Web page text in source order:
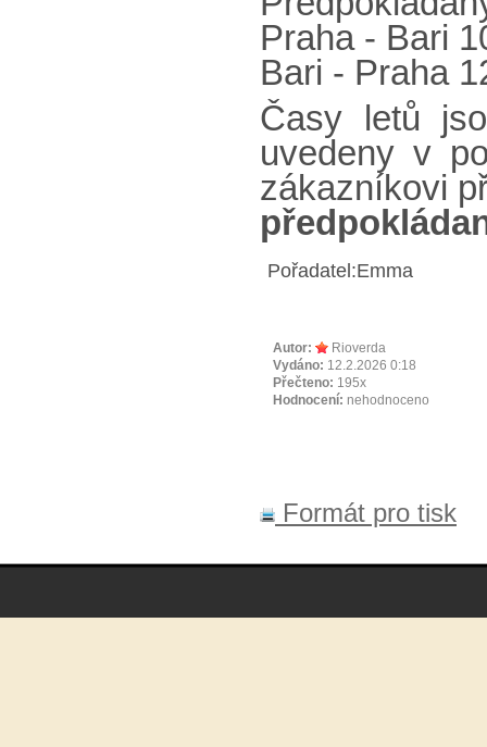
Praha - Bari
Bari - Praha
Časy letů
uvedeny v
zákazníkovi
Pořadatel:Emma
Autor:
Rioverda
Vydáno: 12.2.2026 0:18
Přečteno: 195x
Hodnocení: nehodnoceno
Formát pro tisk